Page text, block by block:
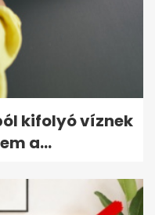
kifolyó víznek
a...